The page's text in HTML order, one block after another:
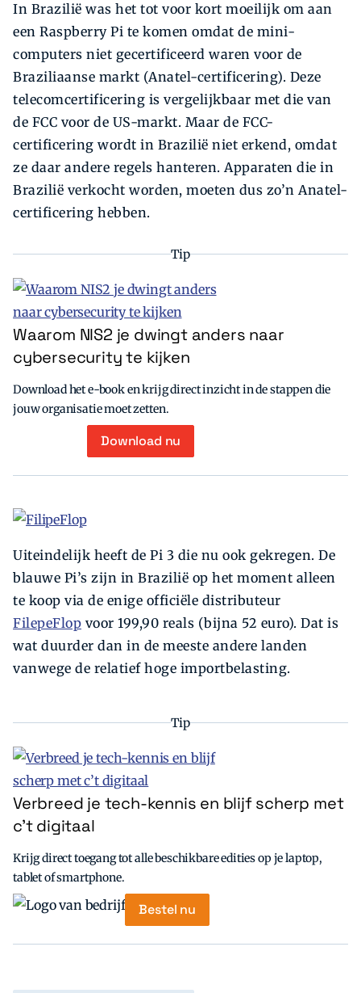
In Brazilië was het tot voor kort moeilijk om aan
een Raspberry Pi te komen omdat de mini-
computers niet gecertificeerd waren voor de
Braziliaanse markt (Anatel-certificering). Deze
telecomcertificering is vergelijkbaar met die van
de FCC voor de US-markt. Maar de FCC-
certificering wordt in Brazilië niet erkend, omdat
ze daar andere regels hanteren. Apparaten die in
Brazilië verkocht worden, moeten dus zo’n Anatel-
certificering hebben.
Tip
Waarom NIS2 je dwingt anders naar
cybersecurity te kijken
Download het e-book en krijg direct inzicht in de stappen die
jouw organisatie moet zetten.
Download nu
Uiteindelijk heeft de Pi 3 die nu ook gekregen. De
blauwe Pi’s zijn in Brazilië op het moment alleen
te koop via de enige officiële distributeur
FilepeFlop voor 199,90 reals (bijna 52 euro). Dat is
wat duurder dan in de meeste andere landen
vanwege de relatief hoge importbelasting.
Tip
Verbreed je tech-kennis en blijf scherp met
c’t digitaal
Krijg direct toegang tot alle beschikbare edities op je laptop,
tablet of smartphone.
Bestel nu